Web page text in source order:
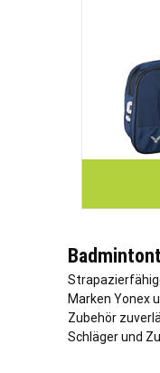
Marken Yonex
Zubehör
Schläger und